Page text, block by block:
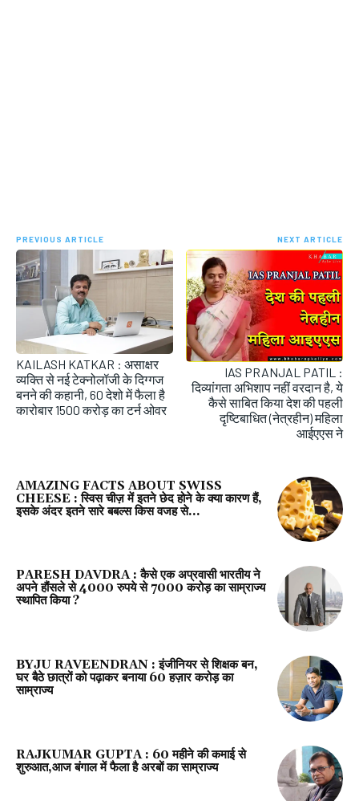
PREVIOUS ARTICLE
KAILASH KATKAR : असाक्षर
व्यक्ति से नई टेक्नोलॉजी के दिग्गज
बनने की कहानी, 60 देशो में फैला है
कारोबार 1500 करोड़ का टर्न ओवर
NEXT ARTICLE
IAS PRANJAL PATIL :
दिव्यांगता अभिशाप नहीं वरदान है, ये
कैसे साबित किया देश की पहली
दृष्टिबाधित (नेत्रहीन) महिला
आईएएस ने
AMAZING FACTS ABOUT SWISS
CHEESE : स्विस चीज़ में इतने छेद होने के क्या कारण हैं,
इसके अंदर इतने सारे बबल्स किस वजह से...
PARESH DAVDRA : कैसे एक अप्रवासी भारतीय ने
अपने हौंसले से 4000 रुपये से 7000 करोड़ का साम्राज्य
स्थापित किया ?
BYJU RAVEENDRAN : इंजीनियर से शिक्षक बन,
घर बैठे छात्रों को पढ़ाकर बनाया 60 हज़ार करोड़ का
साम्राज्य
RAJKUMAR GUPTA : ₹60 महीने की कमाई से
शुरुआत,आज बंगाल में फैला है अरबों का साम्राज्य